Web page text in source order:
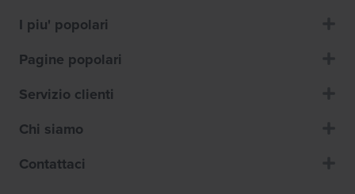
I piu' popolari
Pagine popolari
Servizio clienti
Chi siamo
Contattaci